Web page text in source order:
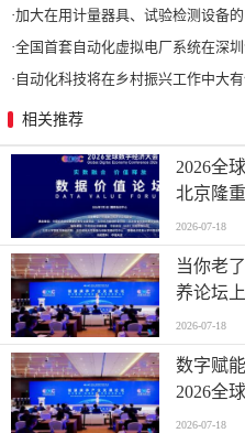
·加大在用计量器具、试验检测设备的自动化、数字化改造力度|市
·全国首套自动化虚拟电厂系统在深圳试运
· 自动化科技将在乡村振兴工作中大有作为|《关于
相关推荐
2026全
北京隆
2026-07-18
当你老
养论坛
2026-07-18
数字赋
2026全
发展论
2026-07-18